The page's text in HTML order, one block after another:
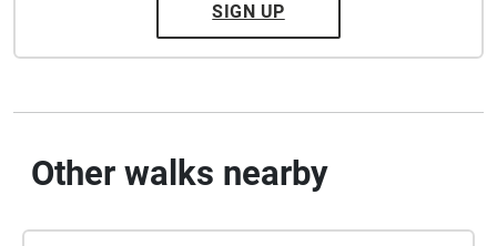
SIGN UP
Other walks nearby